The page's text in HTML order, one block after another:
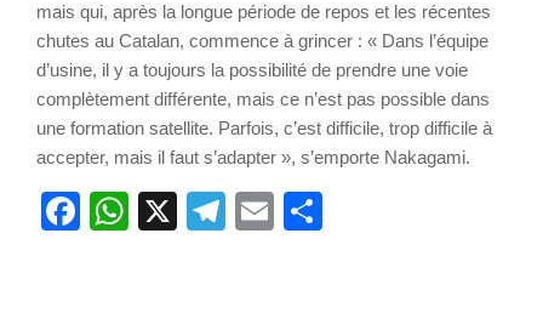
mais qui, après la longue période de repos et les récentes
chutes au Catalan, commence à grincer : « Dans l’équipe
d’usine, il y a toujours la possibilité de prendre une voie
complètement différente, mais ce n’est pas possible dans
une formation satellite. Parfois, c’est difficile, trop difficile à
accepter, mais il faut s’adapter », s’emporte Nakagami.
Facebook
WhatsApp
X Telegram
Email